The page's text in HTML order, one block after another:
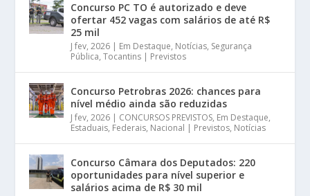
Concurso PC TO é autorizado e deve
ofertar 452 vagas com salários de até R$
25 mil
J fev, 2026 | Em Destaque, Notícias, Segurança
Pública,Tocantins | Previstos
Concurso Petrobras 2026: chances para
nível médio ainda são reduzidas
J fev, 2026 | CONCURSOS PREVISTOS, Em Destaque,
Estaduais, Federais, Nacional | Previstos, Notícias
Concurso Câmara dos Deputados: 220
oportunidades para nível superior e
salários acima de R$ 30 mil